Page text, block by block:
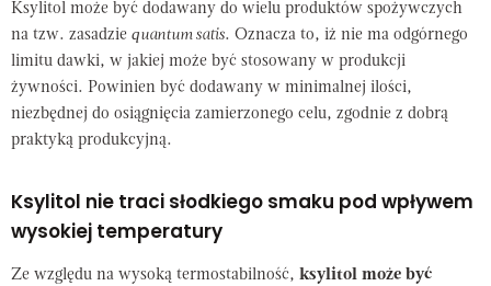
Ksylitol może być dodawany do wielu produktów spożywczych
na tzw. zasadzie quantum satis. Oznacza to, iż nie ma odgórnego
limitu dawki, w jakiej może być stosowany w produkcji
żywności. Powinien być dodawany w minimalnej ilości,
niezbędnej do osiągnięcia zamierzonego celu, zgodnie z dobrą
praktyką produkcyjną.
Ksylitol nie traci słodkiego smaku pod wpływem
wysokiej temperatury
Ze względu na wysoką termostabilność, ksylitol może być